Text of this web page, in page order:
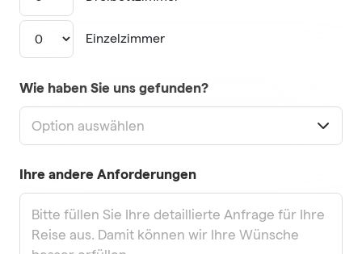
Einzelzimmer
Wie haben Sie uns gefunden?
Option auswählen
Ihre andere Anforderungen